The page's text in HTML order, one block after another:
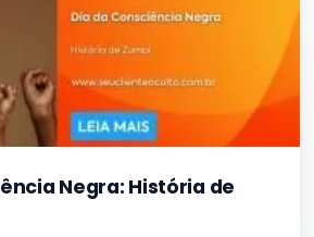
Negra: História de